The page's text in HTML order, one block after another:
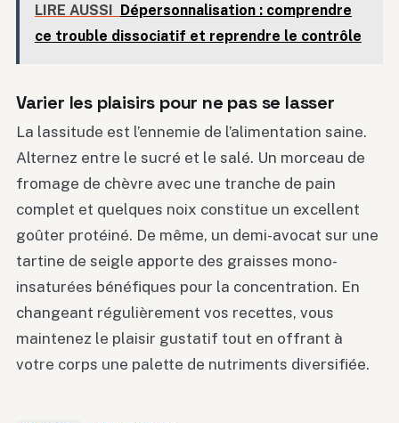
LIRE AUSSI Dépersonnalisation : comprendre
ce trouble dissociatif et reprendre le contrôle
Varier les plaisirs pour ne pas se lasser
La lassitude est l’ennemie de l’alimentation saine.
Alternez entre le sucré et le salé. Un morceau de
fromage de chèvre avec une tranche de pain
complet et quelques noix constitue un excellent
goûter protéiné. De même, un demi-avocat sur une
tartine de seigle apporte des graisses mono-
insaturées bénéfiques pour la concentration. En
changeant régulièrement vos recettes, vous
maintenez le plaisir gustatif tout en offrant à
votre corps une palette de nutriments diversifiée.